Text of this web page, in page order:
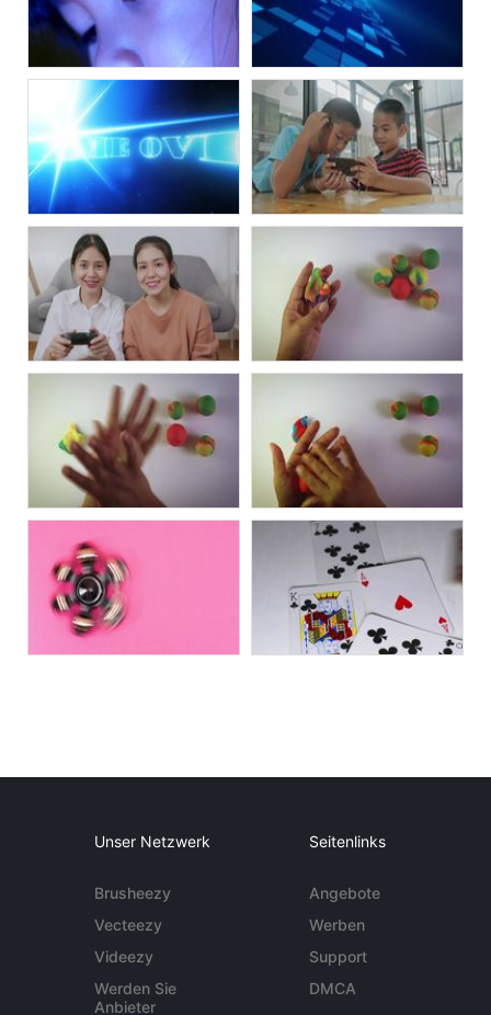
Unser Netzwerk
Brusheezy
Vecteezy
Videezy
Werden Sie
Anbieter
Seitenlinks
Angebote
Werben
Support
DMCA